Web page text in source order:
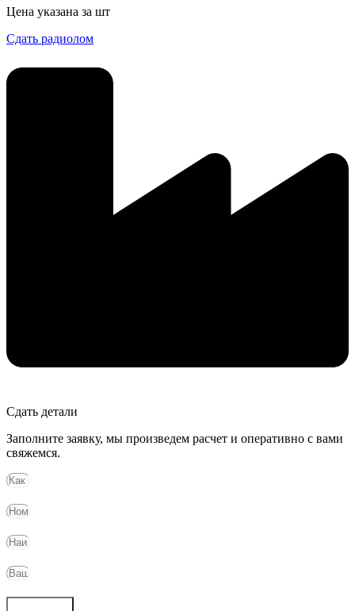
Цена указана за шт
Сдать радиолом
Сдать детали
Заполните заявку, мы произведем расчет и оперативно с вами
свяжемся.